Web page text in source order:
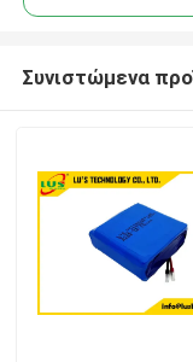
Συνιστώμενα